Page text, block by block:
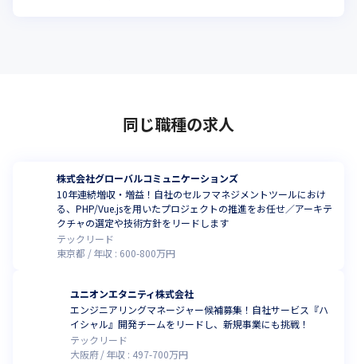
同じ職種の求人
株式会社グローバルコミュニケーションズ
10年連続増収・増益！自社のセルフマネジメントツールにおけ
る、PHP/Vue.jsを用いたプロジェクトの推進をお任せ／アーキテ
クチャの選定や技術方針をリードします
テックリード
東京都
年収 : 600-800万円
ユニオンエタニティ株式会社
エンジニアリングマネージャー候補募集！自社サービス『ハ
イシャル』開発チームをリードし、新規事業にも挑戦！
テックリード
大阪府
年収 : 497-700万円